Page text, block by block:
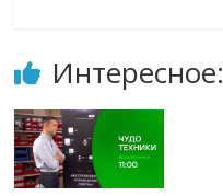
Интересное: